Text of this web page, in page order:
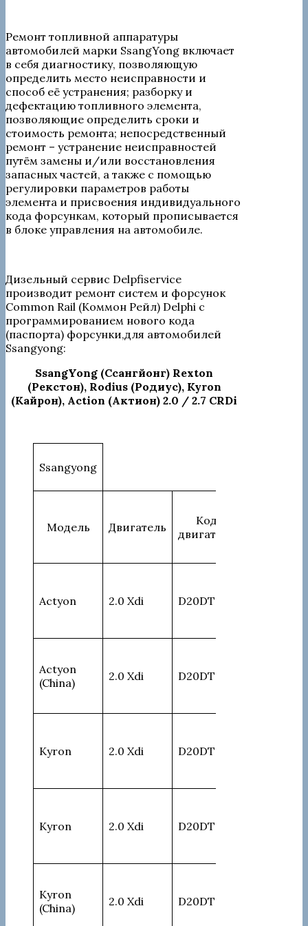
Ремонт топливной аппаратуры
автомобилей марки SsangYong включает
в себя диагностику, позволяющую
определить место неисправности и
способ её устранения; разборку и
дефектацию топливного элемента,
позволяющие определить сроки и
стоимость ремонта; непосредственный
ремонт – устранение неисправностей
путём замены и/или восстановления
запасных частей, а также с помощью
регулировки параметров работы
элемента и присвоения индивидуального
кода форсункам, который прописывается
в блоке управления на автомобиле.
Дизельный сервис Delpfiservice
производит ремонт систем и форсунок
Common Rail (Коммон Рейл) Delphi с
программированием нового кода
(паспорта) форсунки,для автомобилей
Ssangyong:
SsangYong (Ссангйонг) Rexton
(Рекстон), Rodius (Родиус), Kyron
(Кайрон), Action (Актион) 2.0 / 2.7 CRDi
Ssangyong
Модель Двигатель
Код
двигателя
Actyon 2.0 Xdi D20DT
Actyon
(China)
2.0 Xdi D20DT
Kyron 2.0 Xdi D20DT
Kyron 2.0 Xdi D20DT
Kyron
(China)
2.0 Xdi D20DT